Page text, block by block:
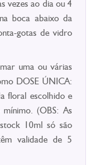
vezes ao dia ou 4
boca abaixo da
gotas de vidro
uma ou várias
DOSE ÚNICA:
floral escolhido e
(OBS: As
10ml só são
validade de 5